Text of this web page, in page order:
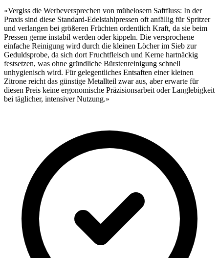
«Vergiss die Werbeversprechen von mühelosem Saftfluss: In der
Praxis sind diese Standard-Edelstahlpressen oft anfällig für Spritzer
und verlangen bei größeren Früchten ordentlich Kraft, da sie beim
Pressen gerne instabil werden oder kippeln. Die versprochene
einfache Reinigung wird durch die kleinen Löcher im Sieb zur
Geduldsprobe, da sich dort Fruchtfleisch und Kerne hartnäckig
festsetzen, was ohne gründliche Bürstenreinigung schnell
unhygienisch wird. Für gelegentliches Entsaften einer kleinen
Zitrone reicht das günstige Metallteil zwar aus, aber erwarte für
diesen Preis keine ergonomische Präzisionsarbeit oder Langlebigkeit
bei täglicher, intensiver Nutzung.»